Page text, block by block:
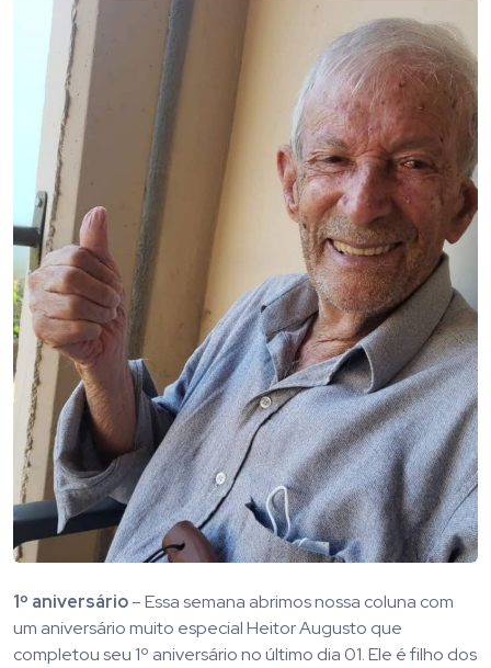
1º aniversário– Essa semana abrimos nossa coluna com
um aniversário muito especial Heitor Augusto que
completou seu 1º aniversário no último dia 01. Ele é filho dos